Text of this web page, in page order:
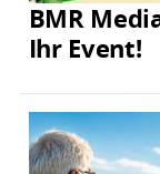
BMR
Ihr Event!